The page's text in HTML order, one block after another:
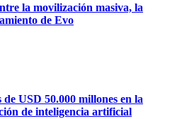
la movilización masiva, la
de Evo
USD 50.000 millones en la
de inteligencia artificial